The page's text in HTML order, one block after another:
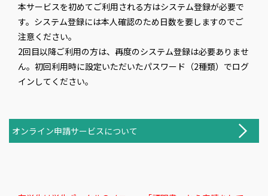
本サービスを初めてご利用される方はシステム登録が必要で
す。システム登録には本人確認のため日数を要しますのでご
注意ください。
2回目以降ご利用の方は、再度のシステム登録は必要ありませ
ん。初回利用時に設定いただいたパスワード（2種類）でログ
インしてください。
オンライン申請サービスについて